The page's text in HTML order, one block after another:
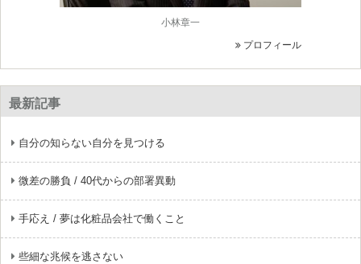
小林章一
プロフィール
最新記事
自分の知らない自分を見つける
微差の勝負 / 40代からの部署異動
手応え / 夢は化粧品会社で働くこと
些細な兆候を逃さない